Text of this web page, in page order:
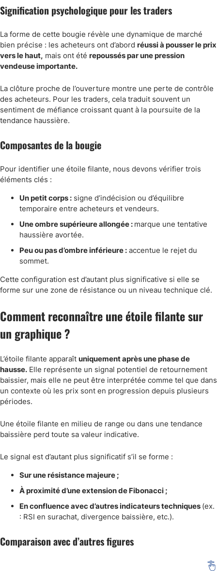
Signification psychologique pour les traders
La forme de cette bougie révèle une dynamique de marché
bien précise : les acheteurs ont d’abord réussi à pousser le prix
vers le haut, mais ont été repoussés par une pression
vendeuse importante.
La clôture proche de l’ouverture montre une perte de contrôle
des acheteurs. Pour les traders, cela traduit souvent un
sentiment de méfiance croissant quant à la poursuite de la
tendance haussière.
Composantes de la bougie
Pour identifier une étoile filante, nous devons vérifier trois
éléments clés :
Un petit corps : signe d’indécision ou d’équilibre
temporaire entre acheteurs et vendeurs.
Une ombre supérieure allongée : marque une tentative
haussière avortée.
Peu ou pas d’ombre inférieure : accentue le rejet du
sommet.
Cette configuration est d’autant plus significative si elle se
forme sur une zone de résistance ou un niveau technique clé.
Comment reconnaître une étoile filante sur
un graphique ?
L’étoile filante apparaît uniquement après une phase de
hausse. Elle représente un signal potentiel de retournement
baissier, mais elle ne peut être interprétée comme tel que dans
un contexte où les prix sont en progression depuis plusieurs
périodes.
Une étoile filante en milieu de range ou dans une tendance
baissière perd toute sa valeur indicative.
Le signal est d’autant plus significatif s’il se forme :
Sur une résistance majeure ;
À proximité d’une extension de Fibonacci ;
En confluence avec d’autres indicateurs techniques (ex.
: RSI en surachat, divergence baissière, etc.).
Comparaison avec d’autres figures